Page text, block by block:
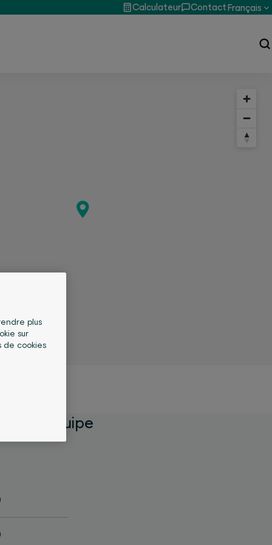
Calculateur ContactFrançais
l’équipe
plus
sur
de cookies